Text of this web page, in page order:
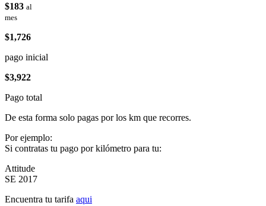
$183 al
mes
$1,726
pago inicial
$3,922
Pago total
De esta forma solo pagas por los km que recorres.
Por ejemplo:
Si contratas tu pago por kilómetro para tu:
Attitude
SE 2017
Encuentra tu tarifa aqui